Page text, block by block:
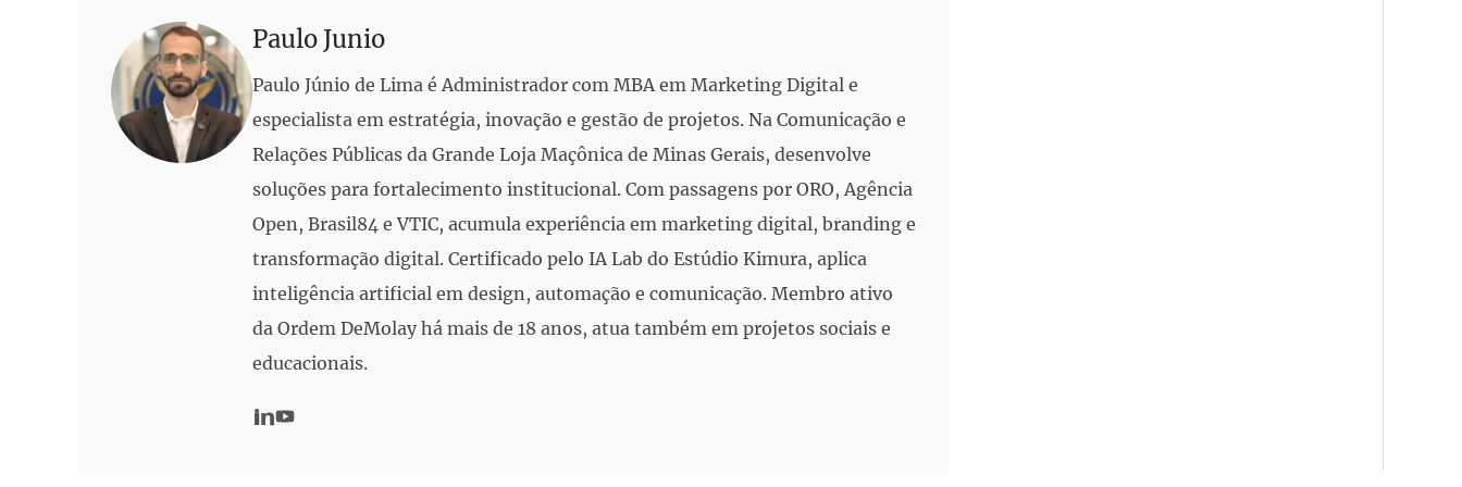
Paulo Junio
Paulo Júnio de Lima é Administrador com MBA em Marketing Digital e
especialista em estratégia, inovação e gestão de projetos. Na Comunicação e
Relações Públicas da Grande Loja Maçônica de Minas Gerais, desenvolve
soluções para fortalecimento institucional. Com passagens por ORO, Agência
Open, Brasil84 e VTIC, acumula experiência em marketing digital, branding e
transformação digital. Certificado pelo IA Lab do Estúdio Kimura, aplica
inteligência artificial em design, automação e comunicação. Membro ativo
da Ordem DeMolay há mais de 18 anos, atua também em projetos sociais e
educacionais.